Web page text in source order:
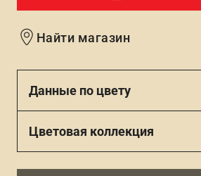
Найти магазин
Данные по цвету
Цветовая коллекция